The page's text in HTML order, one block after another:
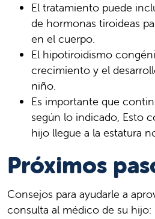
El tratamiento puede
de hormonas tiroideas
en el cuerpo.
El hipotiroidismo
crecimiento y el
niño.
Es importante que
según lo indicado, Esto
hijo llegue a la estatura
Próximos
Consejos para ayudarle a
consulta al médico de su hijo: